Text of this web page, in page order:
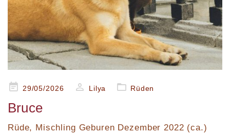
Posted29/05/2026 Lilya Rüden
Bruce
Rüde, Mischling Geburen Dezember 2022 (ca.)